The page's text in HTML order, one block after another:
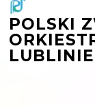
Przejdź
treści
POLSKI
LUBLINIE